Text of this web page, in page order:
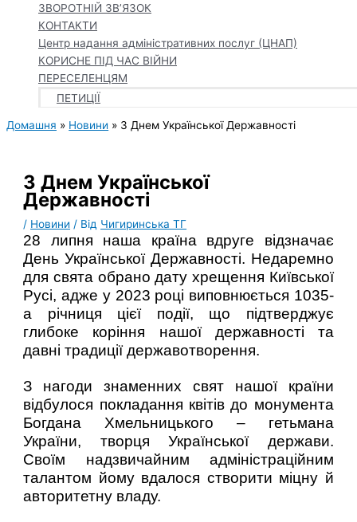
ЗВОРОТНІЙ ЗВ’ЯЗОК
КОНТАКТИ
Центр надання адміністративних послуг (ЦНАП)
КОРИСНЕ ПІД ЧАС ВІЙНИ
ПЕРЕСЕЛЕНЦЯМ
ПЕТИЦІЇ
Домашня Новини З Днем Української Державності
З Днем Української
Державності
/ Новини / Від Чигиринська ТГ
28 липня наша країна вдруге відзначає
День Української Державності. Недаремно
для свята обрано дату хрещення Київської
Русі, адже у 2023 році виповнюється 1035-
а річниця цієї події, що підтверджує
глибоке коріння нашої державності та
давні традиції державотворення.
З нагоди знаменних свят нашої країни
відбулося покладання квітів до монумента
Богдана Хмельницького – гетьмана
України, творця Української держави.
Своїм надзвичайним адміністраційним
талантом йому вдалося створити міцну й
авторитетну владу.